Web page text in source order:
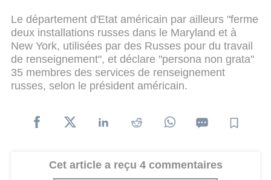
Le département d'Etat américain par ailleurs "ferme
deux installations russes dans le Maryland et à
New York, utilisées par des Russes pour du travail
de renseignement", et déclare "persona non grata"
35 membres des services de renseignement
russes, selon le président américain.
Cet article a reçu 4 commentaires